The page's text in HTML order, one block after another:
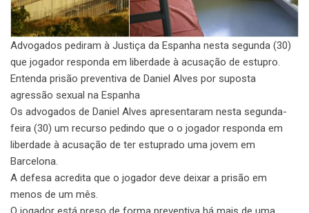
Advogados pediram à Justiça da Espanha nesta segunda (30)
que jogador responda em liberdade à acusação de estupro.
Entenda prisão preventiva de Daniel Alves por suposta
agressão sexual na Espanha
Os advogados de Daniel Alves apresentaram nesta segunda-
feira (30) um recurso pedindo que o o jogador responda em
liberdade à acusação de ter estuprado uma jovem em
Barcelona.
A defesa acredita que o jogador deve deixar a prisão em
menos de um mês.